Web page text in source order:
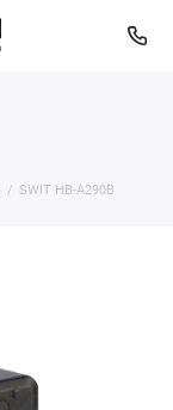
SWIT HB-A290B